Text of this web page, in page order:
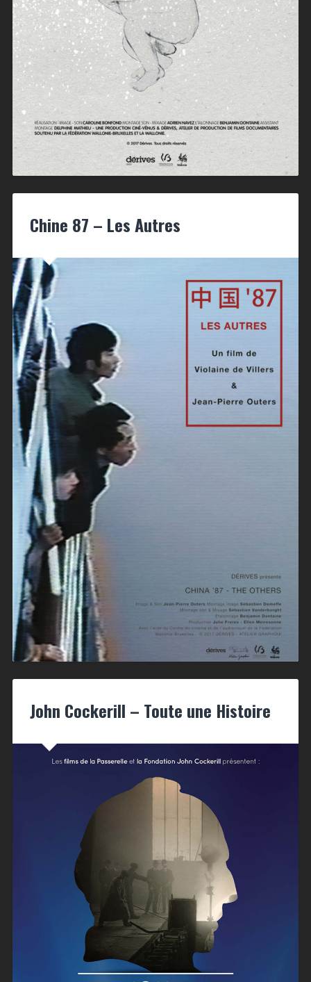
Chine 87 – Les Autres
John Cockerill – Toute une Histoire